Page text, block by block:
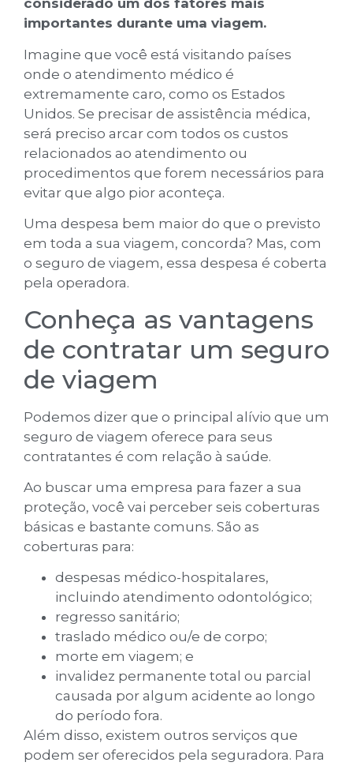
considerado um dos fatores mais
importantes durante uma viagem.
Imagine que você está visitando países
onde o atendimento médico é
extremamente caro, como os Estados
Unidos. Se precisar de assistência médica,
será preciso arcar com todos os custos
relacionados ao atendimento ou
procedimentos que forem necessários para
evitar que algo pior aconteça.
Uma despesa bem maior do que o previsto
em toda a sua viagem, concorda? Mas, com
o seguro de viagem, essa despesa é coberta
pela operadora.
Conheça as vantagens
de contratar um seguro
de viagem
Podemos dizer que o principal alívio que um
seguro de viagem oferece para seus
contratantes é com relação à saúde.
Ao buscar uma empresa para fazer a sua
proteção, você vai perceber seis coberturas
básicas e bastante comuns. São as
coberturas para:
despesas médico-hospitalares,
incluindo atendimento odontológico;
regresso sanitário;
traslado médico ou/e de corpo;
morte em viagem; e
invalidez permanente total ou parcial
causada por algum acidente ao longo
do período fora.
Além disso, existem outros serviços que
podem ser oferecidos pela seguradora. Para